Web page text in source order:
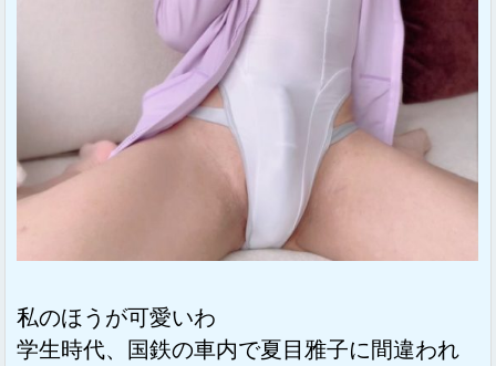
私のほうが可愛いわ
学生時代、国鉄の車内で夏目雅子に間違われ